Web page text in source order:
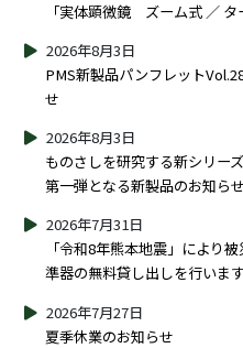
「実体顕微鏡 ズーム式 ／
PMS新製品パンフレット
せ
2026年8月3日
ものさしを研究する新シリー
第一弾となる新製品のお知らせ
2026年8月3日
「令和8年熊本地震」により
準器の無料貸し出しを行います
2026年7月31日
夏季休業のお知らせ
2026年7月27日